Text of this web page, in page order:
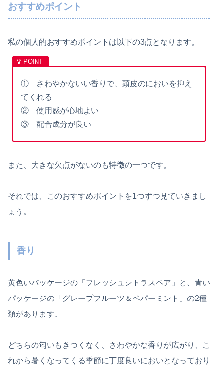
おすすめポイント
私の個人的おすすめポイントは以下の3点となります。
① さわやかないい香りで、頭皮のにおいを抑え
てくれる
② 使用感が心地よい
③ 配合成分が良い
また、大きな欠点がないのも特徴の一つです。
それでは、このおすすめポイントを1つずつ見ていきまし
ょう。
香り
黄色いパッケージの「フレッシュシトラスペア」と、青い
パッケージの「グレープフルーツ＆ペパーミント」の2種
類があります。
どちらの匂いもきつくなく、さわやかな香りが広がり、こ
れから暑くなってくる季節に丁度良いにおいとなっており